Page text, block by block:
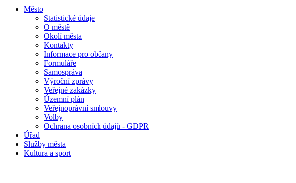
Město
Statistické údaje
O městě
Okolí města
Kontakty
Informace pro občany
Formuláře
Samospráva
Výroční zprávy
Veřejné zakázky
Územní plán
Veřejnoprávní smlouvy
Volby
Ochrana osobních údajů - GDPR
Úřad
Služby města
Kultura a sport